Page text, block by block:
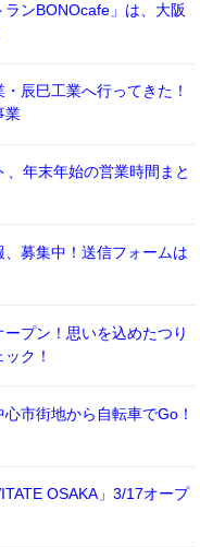
ンBONOcafe」は、大阪
辰巳工業へ行ってきた！
業
年末年始の営業時間まと
募集中！送信フォームは
プン！思いを込めたつり
ク！
市街地から自転車でGo！
OSAKA」3/17オープ